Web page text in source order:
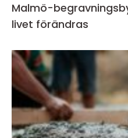
Malmö-
livet förändras